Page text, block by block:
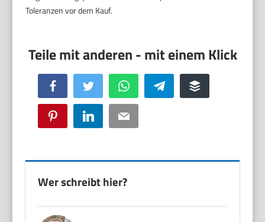
Toleranzen vor dem Kauf.
Facebook Twitter WhatsApp Telegram Buffer
Pinterest LinkedIn Email
Wer schreibt hier?